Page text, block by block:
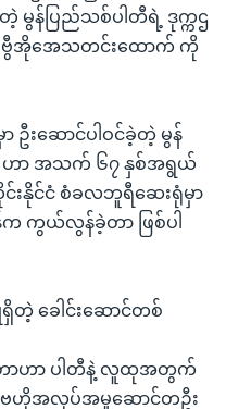
ေတဲ့ မွန်ပြည်သစ်ပါတီရဲ့ ဒုက္ကဌ
ဗွီအိုအေသတင်းထောက် ကို
ာ ဦးဆောင်ပါဝင်ခဲ့တဲ့ မွန်
စ ဟာ အသက် ၆၇ နှစ်အရွယ်
င်းနိုင်ငံ စံခလဘူရီဆေးရုံမှာ
က ကွယ်လွန်ခဲ့တာ ဖြစ်ပါ
တဲ့ ခေါင်းဆောင်တစ်
တာဟာ ပါတီနဲ့ လူထုအတွက်
ဗဟိုအလုပ်အမှုဆောင်တဦး